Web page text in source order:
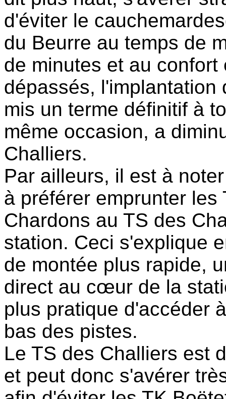
d'éviter le
du Beurre au temps de
de minutes et au
dépassés, l'implantation
mis un terme définitif à
même occasion, a
Challiers.
Par ailleurs, il est à
à préférer emprunter
Chardons au TS des
station. Ceci s'explique
de montée plus rapide,
direct au cœur de la
plus pratique d'accéder
bas des pistes.
Le TS des Challiers est
et peut donc s'avérer